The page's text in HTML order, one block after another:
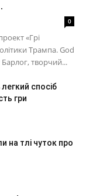
0
«Грі
Трампа. God
творчий...
спосіб
гри
на тлі чуток про